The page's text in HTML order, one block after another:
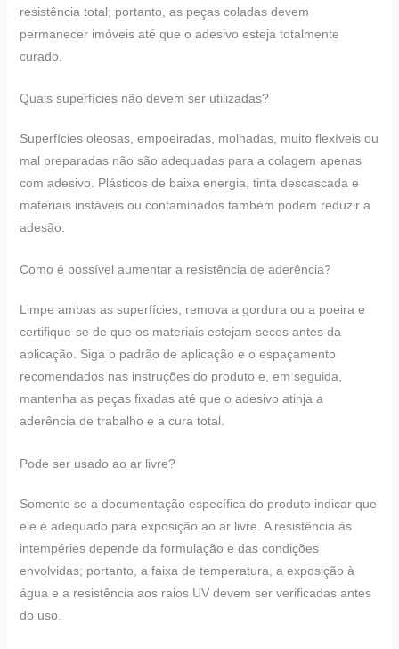
resistência total; portanto, as peças coladas devem
permanecer imóveis até que o adesivo esteja totalmente
curado.
Quais superfícies não devem ser utilizadas?
Superfícies oleosas, empoeiradas, molhadas, muito flexíveis ou
mal preparadas não são adequadas para a colagem apenas
com adesivo. Plásticos de baixa energia, tinta descascada e
materiais instáveis ou contaminados também podem reduzir a
adesão.
Como é possível aumentar a resistência de aderência?
Limpe ambas as superfícies, remova a gordura ou a poeira e
certifique-se de que os materiais estejam secos antes da
aplicação. Siga o padrão de aplicação e o espaçamento
recomendados nas instruções do produto e, em seguida,
mantenha as peças fixadas até que o adesivo atinja a
aderência de trabalho e a cura total.
Pode ser usado ao ar livre?
Somente se a documentação específica do produto indicar que
ele é adequado para exposição ao ar livre. A resistência às
intempéries depende da formulação e das condições
envolvidas; portanto, a faixa de temperatura, a exposição à
água e a resistência aos raios UV devem ser verificadas antes
do uso.